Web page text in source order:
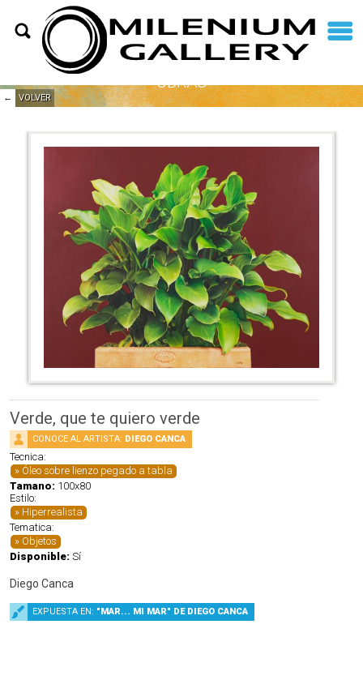
OBRAS
← VOLVER
Verde, que te quiero verde
CONOCE AL ARTISTA: DIEGO CANCA
Tecnica:
Óleo sobre lienzo pegado a tabla
Tamano: 100x80
Estilo:
Hiperrealista
Tematica:
Objetos
Disponible: Sí
Diego Canca
EXPUESTA EN: "MAR... MI MAR" DE DIEGO CANCA